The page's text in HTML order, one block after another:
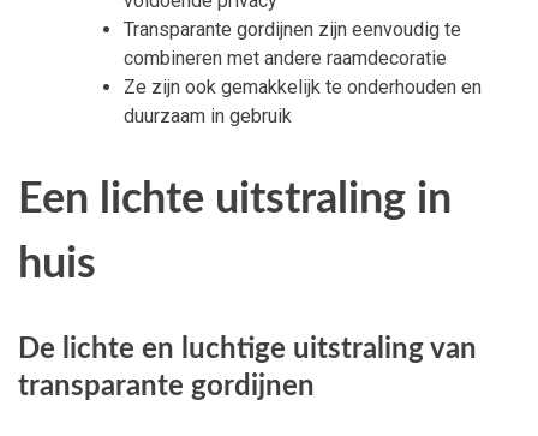
Transparante gordijnen zijn eenvoudig te
combineren met andere raamdecoratie
Ze zijn ook gemakkelijk te onderhouden en
duurzaam in gebruik
Een lichte uitstraling in
huis
De lichte en luchtige uitstraling van
transparante gordijnen